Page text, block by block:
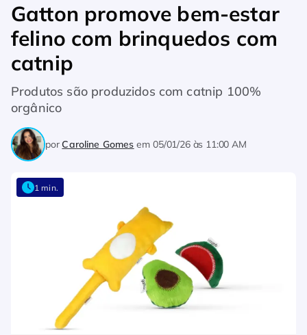
Gatton promove bem-estar
felino com brinquedos com
catnip
Produtos são produzidos com catnip 100%
orgânico
porCaroline Gomes em 05/01/26 às 11:00 AM
1 min.